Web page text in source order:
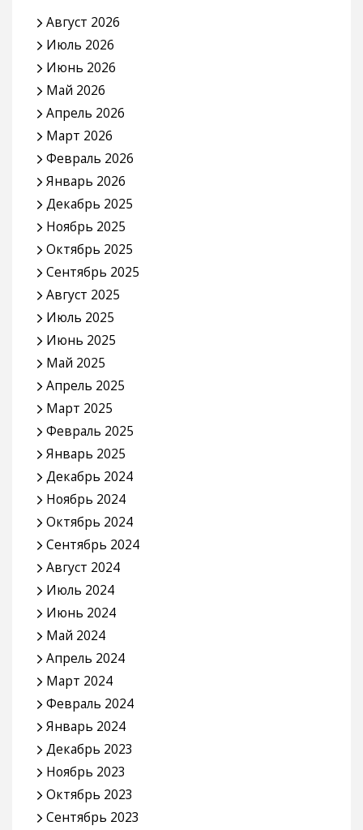
Август 2026
Июль 2026
Июнь 2026
Май 2026
Апрель 2026
Март 2026
Февраль 2026
Январь 2026
Декабрь 2025
Ноябрь 2025
Октябрь 2025
Сентябрь 2025
Август 2025
Июль 2025
Июнь 2025
Май 2025
Апрель 2025
Март 2025
Февраль 2025
Январь 2025
Декабрь 2024
Ноябрь 2024
Октябрь 2024
Сентябрь 2024
Август 2024
Июль 2024
Июнь 2024
Май 2024
Апрель 2024
Март 2024
Февраль 2024
Январь 2024
Декабрь 2023
Ноябрь 2023
Октябрь 2023
Сентябрь 2023